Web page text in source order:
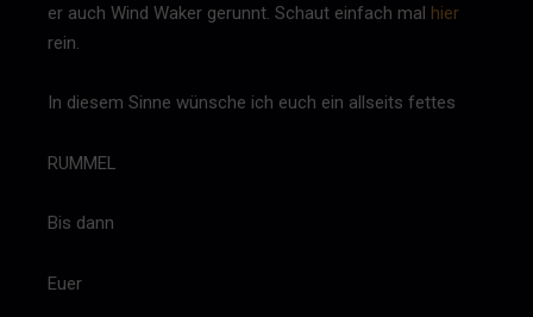
er auch Wind Waker gerunnt. Schaut einfach mal hier
rein.
In diesem Sinne wünsche ich euch ein allseits fettes
RUMMEL
Bis dann
Euer